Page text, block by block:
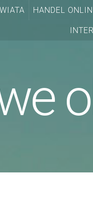
HANDEL